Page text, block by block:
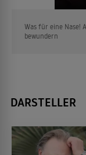
Was für eine Nase!
bewundern
DARSTELLER